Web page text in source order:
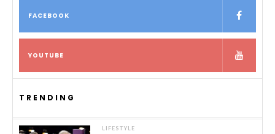
FACEBOOK
YOUTUBE
TRENDING
LIFESTYLE